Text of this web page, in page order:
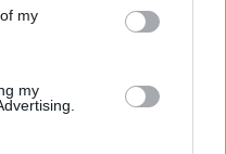
my
my
η παρουσίαση του
- «Το πορτοκαλί